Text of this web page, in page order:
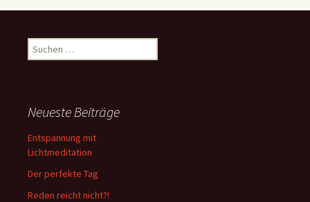
Suche
nach:
Neueste Beiträge
Entspannung mit
Lichtmeditation
Der perfekte Tag
Reden reicht nicht?!